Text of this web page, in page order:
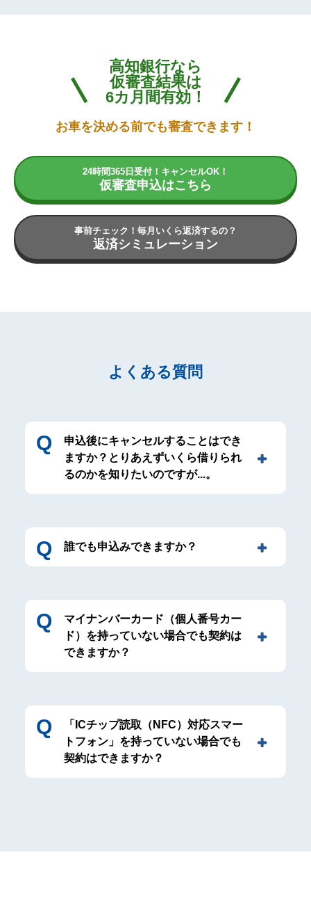
高知銀行なら
仮審査結果は
6カ月間有効！
お車を決める前でも審査できます！
24時間365日受付！キャンセルOK！
仮審査申込はこちら
事前チェック！毎月いくら返済するの？
返済シミュレーション
よくある質問
申込後にキャンセルすることはでき
ますか？とりあえずいくら借りられ
るのかを知りたいのですが...。
誰でも申込みできますか？
マイナンバーカード（個人番号カー
ド）を持っていない場合でも契約は
できますか？
「ICチップ読取（NFC）対応スマー
トフォン」を持っていない場合でも
契約はできますか？